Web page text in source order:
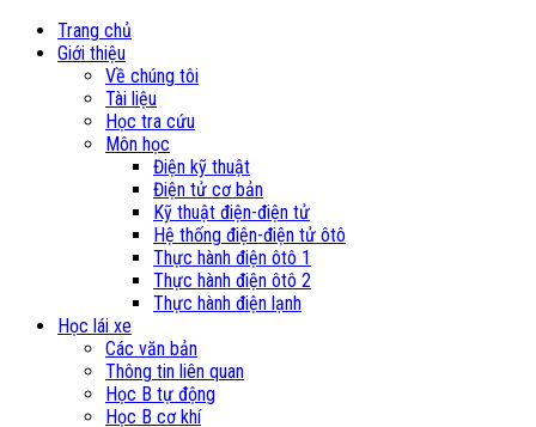
Trang chủ
Giới thiệu
Về chúng tôi
Tài liệu
Học tra cứu
Môn học
Điện kỹ thuật
Điện tử cơ bản
Kỹ thuật điện-điện tử
Hệ thống điện-điện tử ôtô
Thực hành điện ôtô 1
Thực hành điện ôtô 2
Thực hành điện lạnh
Học lái xe
Các văn bản
Thông tin liên quan
Học B tự động
Học B cơ khí